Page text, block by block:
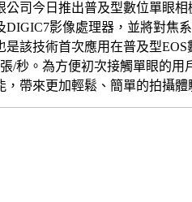
公司今日推出普及型數位單眼相
DIGIC7影像處理器，並將對焦
是該技術首次應用在普及型
/秒。為方便初次接觸單眼的
，帶來更加輕鬆、簡單的拍攝體